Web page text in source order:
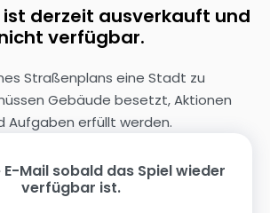
ist derzeit ausverkauft und
verfügbar.
Straßenplans eine Stadt zu
Gebäude besetzt, Aktionen
Aufgaben erfüllt werden.
E-Mail sobald das Spiel wieder
verfügbar ist.